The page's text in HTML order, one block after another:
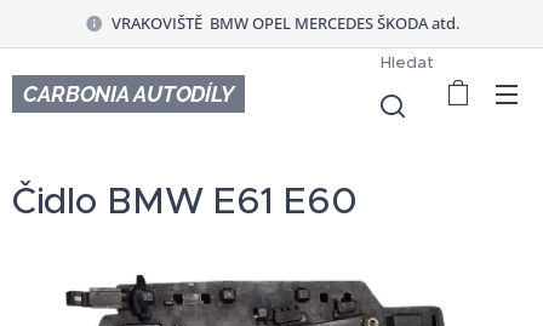
VRAKOVIŠTĚ BMW OPEL MERCEDES ŠKODA atd.
CARBONIA AUTODÍLY
Hledat
Čidlo BMW E61 E60